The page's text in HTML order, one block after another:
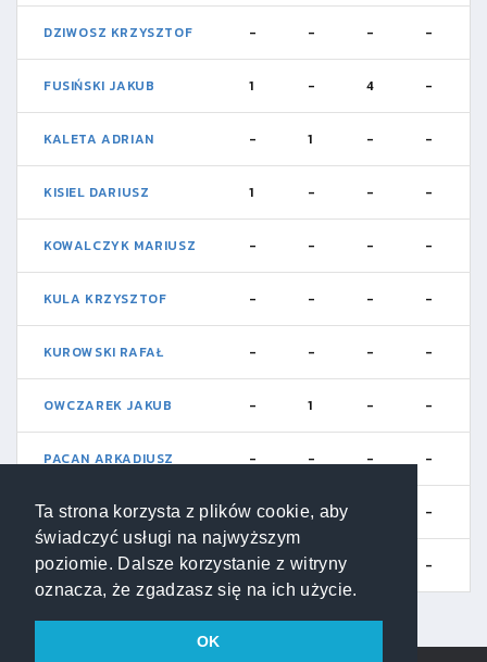
Ta strona korzysta z plików cookie, aby
świadczyć usługi na najwyższym
poziomie. Dalsze korzystanie z witryny
oznacza, że zgadzasz się na ich użycie.
OK
DZIWOSZ KRZYSZTOF - - - -
FUSIŃSKI JAKUB 1 - 4 -
KALETA ADRIAN - 1 - -
KISIEL DARIUSZ 1 - - -
KOWALCZYK MARIUSZ - - - -
KULA KRZYSZTOF - - - -
KUROWSKI RAFAŁ - - - -
OWCZAREK JAKUB - 1 - -
PACAN ARKADIUSZ - - - -
SROKA KAMIL - 1 -
TOKARZ SEBASTIAN - - -